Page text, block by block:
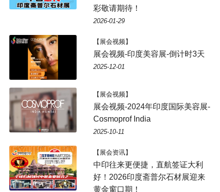
彩敬请期待！
2026-01-29
【展会视频】
展会视频-印度美容展-倒计时3天
2025-12-01
【展会视频】
展会视频-2024年印度国际美容展-
Cosmoprof India
2025-10-11
【展会资讯】
中印往来更便捷，直航签证大利
好！2026印度斋普尔石材展迎来
黄金窗口期！